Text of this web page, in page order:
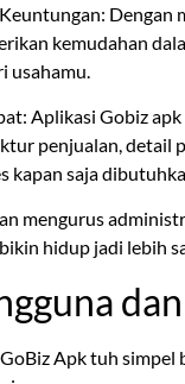
Dengan
kemudahan
usahamu.
Aplikasi Gobiz
penjualan, detail
kapan saja
mengurus
hidup jadi lebih
Apk tuh simpel